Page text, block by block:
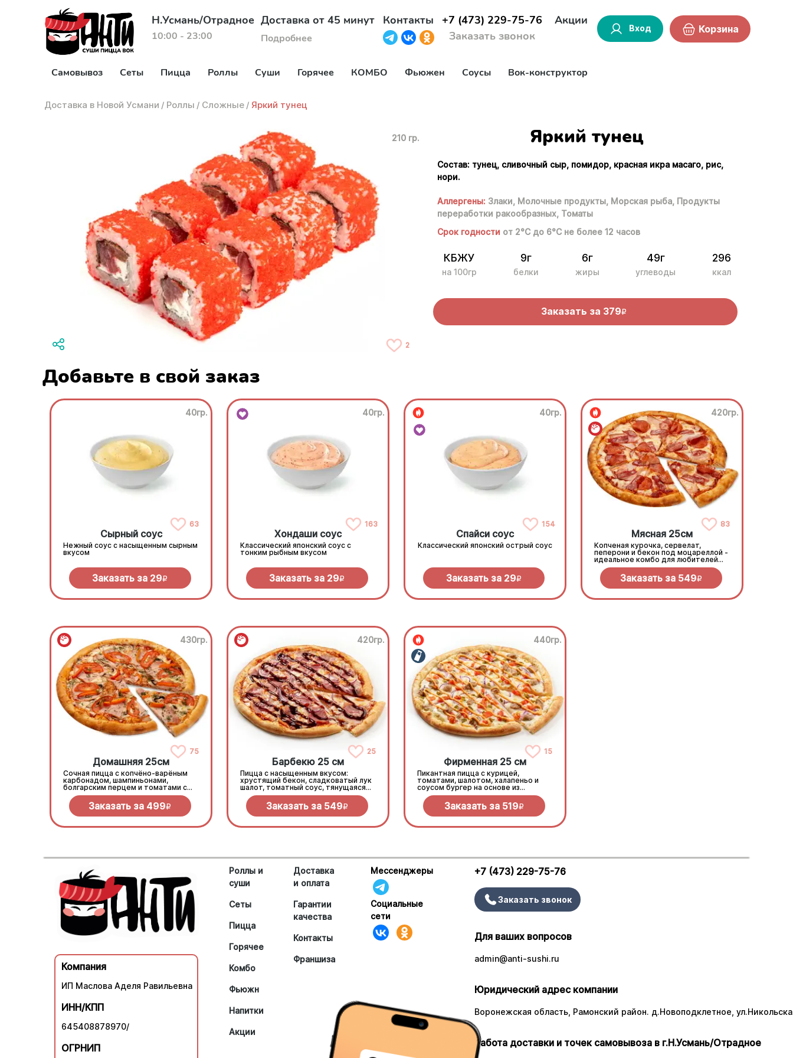
Н.Усмань/Отрадное
10:00 - 23:00
Доставка от 45 минут
Подробнее
Контакты
+7 (473) 229-75-76
Заказать звонок
Акции
Вход Корзина
Самовывоз Сеты Пицца Роллы Суши Горячее КОМБО Фьюжен Соусы Вок-конструктор
Доставка в Новой Усмани / Роллы / Сложные / Яркий тунец
210 гр.
2
Яркий тунец
Состав: тунец, сливочный сыр, помидор, красная икра масаго, рис,
нори.
Аллергены: Злаки, Молочные продукты, Морская рыба, Продукты
переработки ракообразных, Томаты
Срок годности от 2°С до 6°С не более 12 часов
КБЖУ
на 100гр
9г
белки
6г
жиры
49г
углеводы
296
ккал
Заказать за 379R
Добавьте в свой заказ
40гр.
63
Сырный соус
Нежный соус с насыщенным сырным
вкусом
Заказать за 29R
40гр.
163
Хондаши соус
Классический японский соус с
тонким рыбным вкусом
Заказать за 29R
40гр.
154
Спайси соус
Классический японский острый соус
Заказать за 29R
420гр.
83
Мясная 25см
Копченая курочка, сервелат,
пеперони и бекон под моцареллой -
идеальное комбо для любителей
всего мясного!
Заказать за 549R
430гр.
75
Домашняя 25см
Сочная пицца с копчёно-варёным
карбонадом, шампиньонами,
болгарским перцем и томатами с
зеленью под моцареллой
Заказать за 499R
420гр.
25
Барбекю 25 см
Пицца с насыщенным вкусом:
хрустящий бекон, сладковатый лук
шалот, томатный соус, тянущаяся
моцарелла и дымный прянный соус
барбекю.Заказать за 549R
440гр.
15
Фирменная 25 см
Пикантная пицца с курицей,
томатами, шалотом, халапеньо и
соусом бургер на основе из
сливочного соуса и моцареллы.
Заказать за 519R
Компания
ИП Маслова Аделя Равильевна
ИНН/КПП
645408878970/
ОГРНИП
Роллы и
суши
Сеты
Пицца
Горячее
Комбо
Фьюжн
Напитки
Акции
Доставка
и оплата
Гарантии
качества
Контакты
Франшиза
Мессенджеры
Социальные
сети
+7 (473) 229-75-76
Заказать звонок
Для ваших вопросов
admin@anti-sushi.ru
Юридический адрес компании
Воронежская область, Рамонский район. д.Новоподклетное,
Работа доставки и точек самовывоза в г.Н.Усмань/Отрадное